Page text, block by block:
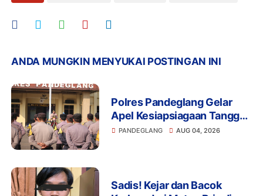
ANDA MUNGKIN MENYUKAI POSTINGAN INI
Polres Pandeglang Gelar
Apel Kesiapsiagaan Tanggap
Bencana dan Karhutla,
PANDEGLANG AUG 04, 2026
Sadis! Kejar dan Bacok